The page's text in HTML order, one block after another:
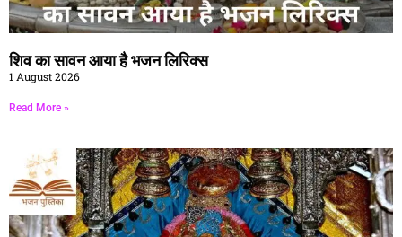
शिव का सावन आया है भजन लिरिक्स
1 August 2026
Read More »